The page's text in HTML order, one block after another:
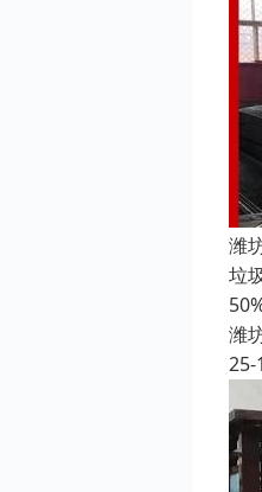
潍
垃
潍
25-